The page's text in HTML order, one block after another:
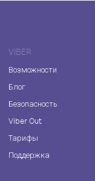
VIBER
Возможности
Блог
Безопасность
Viber Out
Тарифы
Поддержка